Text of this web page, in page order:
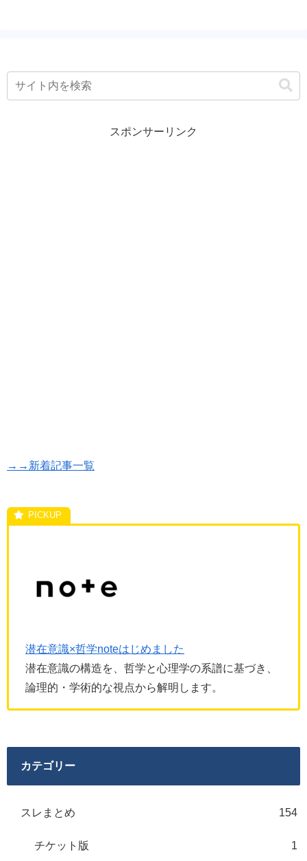
スポンサーリンク
→→新着記事一覧
潜在意識×哲学noteはじめました
潜在意識の構造を、哲学と心理学の系譜に基づき、
論理的・学術的な視点から解明します。
カテゴリー
スレまとめ 154
チケット版 1